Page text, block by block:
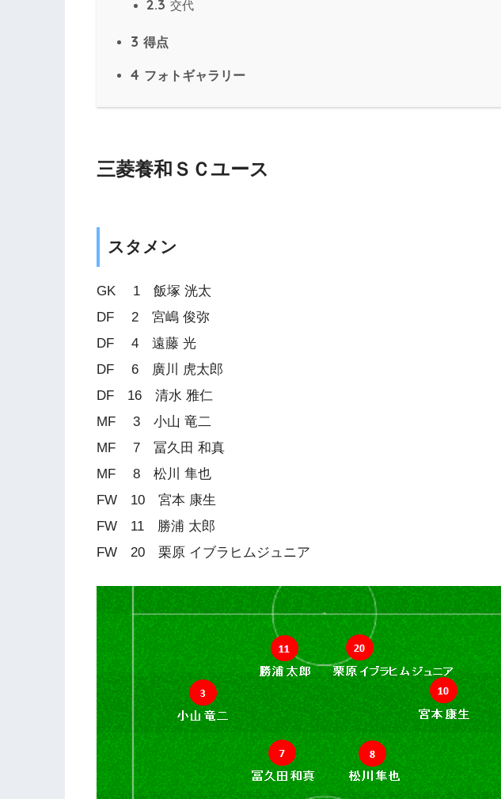
2.3 交代
3 得点
4 フォトギャラリー
三菱養和ＳＣユース
スタメン
GK 1 飯塚 洸太
DF 2 宮嶋 俊弥
DF 4 遠藤 光
DF 6 廣川 虎太郎
DF 16 清水 雅仁
MF 3 小山 竜二
MF 7 冨久田 和真
MF 8 松川 隼也
FW 10 宮本 康生
FW 11 勝浦 太郎
FW 20 栗原 イブラヒムジュニア